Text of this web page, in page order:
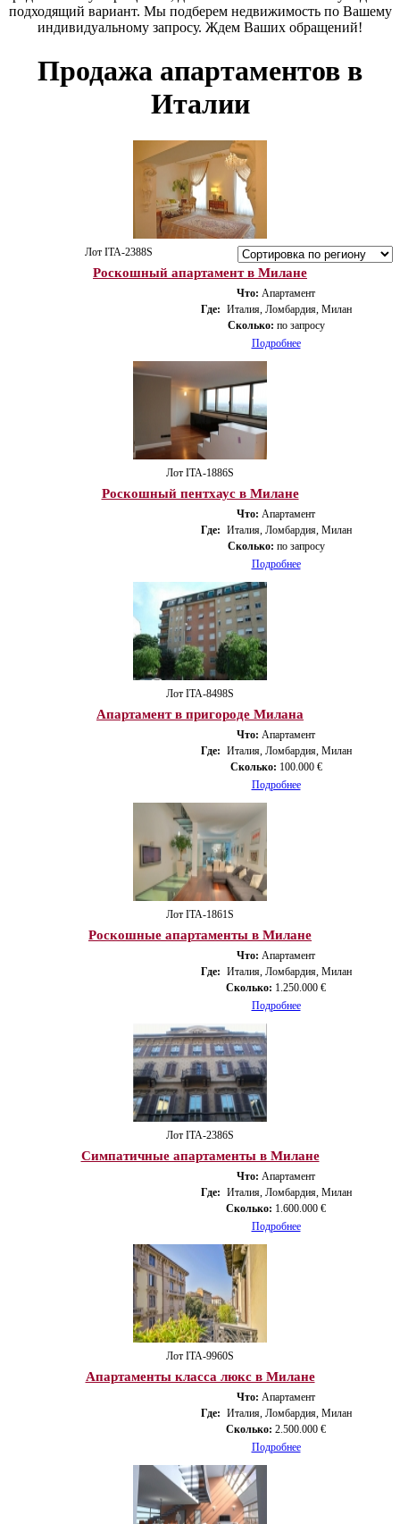
подходящий вариант. Мы подберем недвижимость по Вашему
индивидуальному запросу. Ждем Ваших обращений!
Продажа апартаментов в
Италии
Лот ITA-2388S
Роскошный апартамент в Милане
Что: Апартамент
Где: Италия, Ломбардия, Милан
Сколько: по запросу
Подробнее
Лот ITA-1886S
Роскошный пентхаус в Милане
Что: Апартамент
Где: Италия, Ломбардия, Милан
Сколько: по запросу
Подробнее
Лот ITA-8498S
Апартамент в пригороде Милана
Что: Апартамент
Где: Италия, Ломбардия, Милан
Сколько: 100.000 €
Подробнее
Лот ITA-1861S
Роскошные апартаменты в Милане
Что: Апартамент
Где: Италия, Ломбардия, Милан
Сколько: 1.250.000 €
Подробнее
Лот ITA-2386S
Симпатичные апартаменты в Милане
Что: Апартамент
Где: Италия, Ломбардия, Милан
Сколько: 1.600.000 €
Подробнее
Лот ITA-9960S
Апартаменты класса люкс в Милане
Что: Апартамент
Где: Италия, Ломбардия, Милан
Сколько: 2.500.000 €
Подробнее